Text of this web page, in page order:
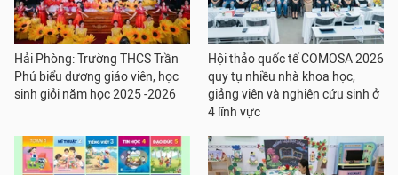
Hải Phòng: Trường THCS Trần
Phú biểu dương giáo viên, học
sinh giỏi năm học 2025 -2026
Hội thảo quốc tế COMOSA 2026
quy tụ nhiều nhà khoa học,
giảng viên và nghiên cứu sinh ở
4 lĩnh vực